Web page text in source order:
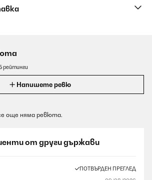
рейтинги
Напишете ревю
още няма ревюта.
от други държави
ПОТВЪРДЕН ПРЕГЛЕД